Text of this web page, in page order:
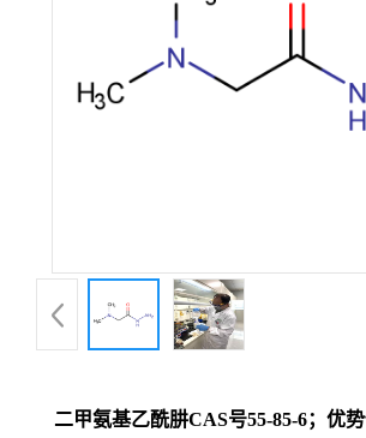
厅二甲氨基乙酰肼CAS号55-85-6；优